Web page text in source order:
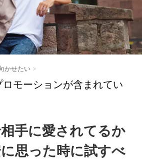
かせたい >
モーションが含まれてい
手に愛されてるか
思った時に試すべ